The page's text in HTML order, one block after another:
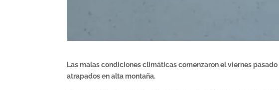
Las malas condiciones climáticas comenzaron el viernes
atrapados en alta montaña.